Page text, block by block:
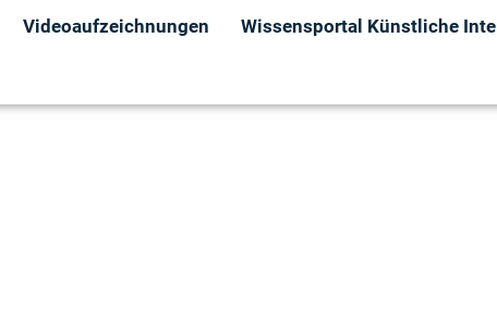
Videoaufzeichnungen Wissensportal Künstliche